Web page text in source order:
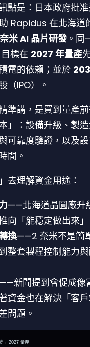
點是：日本政府批
Rapidus 在北海道
米 AI 晶片研發 。同
標在 2027 年量產
電的依賴；並於
（IPO）。
準講，是買到量產
」：設備升級、製
可靠度驗證，以及
間。
去理解資金用途：
——北海道晶圓廠升
向「能穩定做出來
換——2 奈米不是簡
整套製程控制能力
新聞提到會促成像
資金也在解決「客
問題。
→ 2027 量產